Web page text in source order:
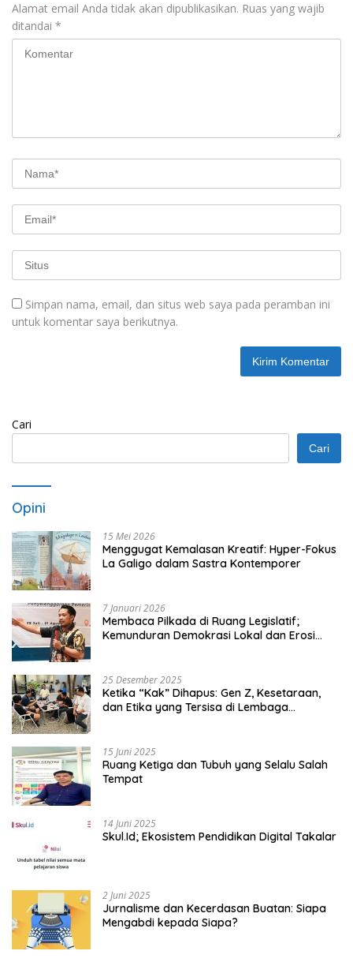
Alamat email Anda tidak akan dipublikasikan. Ruas yang wajib
ditandai *
Simpan nama, email, dan situs web saya pada peramban ini
untuk komentar saya berikutnya.
Cari
Cari
Opini
15 Mei 2026
Menggugat Kemalasan Kreatif: Hyper-Fokus
La Galigo dalam Sastra Kontemporer
7 Januari 2026
Membaca Pilkada di Ruang Legislatif;
Kemunduran Demokrasi Lokal dan Erosi
25 Desember 2025
Ketika “Kak” Dihapus: Gen Z, Kesetaraan,
dan Etika yang Tersisa di Lembaga
15 Juni 2025
Ruang Ketiga dan Tubuh yang Selalu Salah
Tempat
14 Juni 2025
Skul.Id; Ekosistem Pendidikan Digital Takalar
2 Juni 2025
Jurnalisme dan Kecerdasan Buatan: Siapa
Mengabdi kepada Siapa?